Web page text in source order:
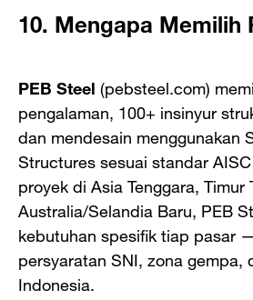
10. Mengapa Memilih
PEB Steel(pebsteel.com)
pengalaman, 100+ insinyur
dan mendesain menggunakan
Structures sesuai standar
proyek di Asia Tenggara, Timur
Australia/Selandia Baru, PEB
kebutuhan spesifik tiap pasar
persyaratan SNI, zona gempa,
Indonesia.